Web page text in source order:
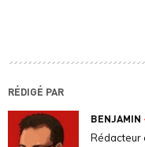
RÉDIGÉ PAR
BENJAMIN
Rédacteur